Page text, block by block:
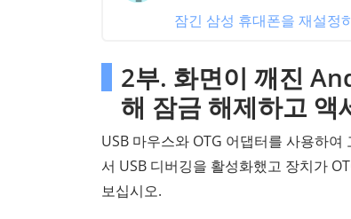
잠긴 삼성 휴대폰을 재설정
2부. 화면이 깨진
해 잠금 해제하고 액
USB 마우스와 OTG 어댑터를 사용하
서 USB 디버깅을 활성화했고 장치가
보십시오.